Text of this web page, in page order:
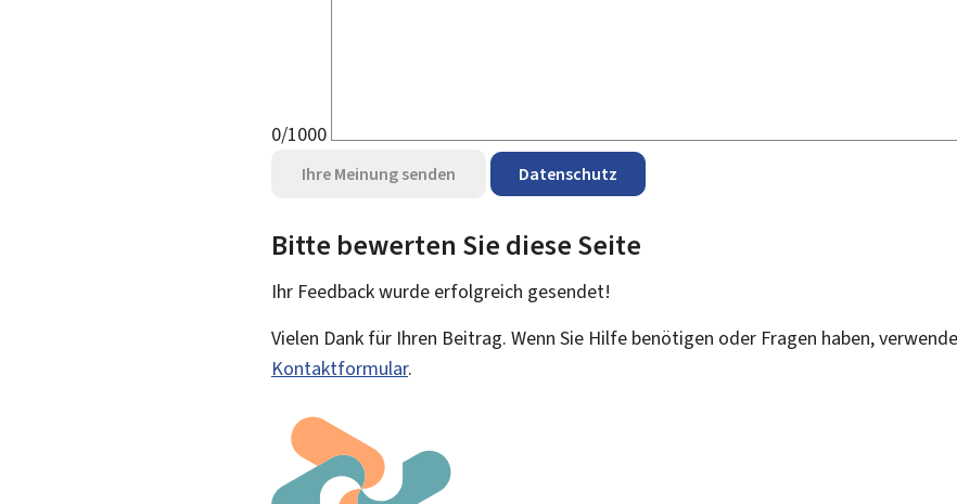
0/1000
Ihre Meinung senden Datenschutz
Bitte bewerten Sie diese Seite
Ihr Feedback wurde erfolgreich gesendet!
Vielen Dank für Ihren Beitrag. Wenn Sie Hilfe benötigen oder Fragen haben,
Kontaktformular.